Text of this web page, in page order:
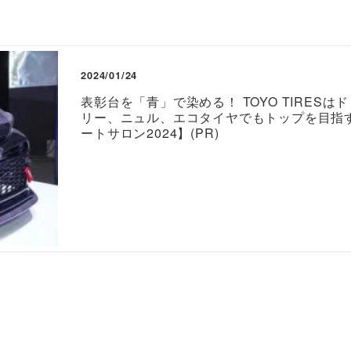
2024/01/24
表彰台を「青」で染める！ TOYO TIRESは
リー、ニュル、エコタイヤでもトップを目指
ートサロン2024】(PR)